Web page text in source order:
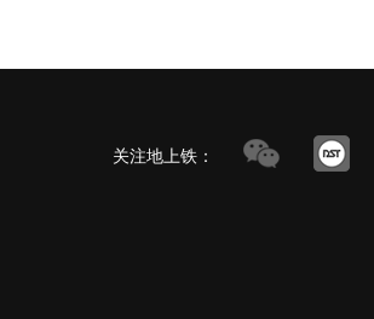
关注地上铁：